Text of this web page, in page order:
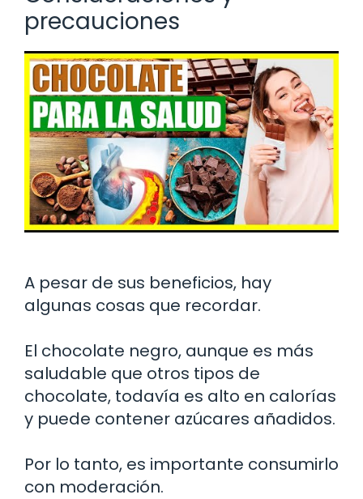
precauciones
A pesar de sus beneficios, hay
algunas cosas que recordar.
El chocolate negro, aunque es más
saludable que otros tipos de
chocolate, todavía es alto en calorías
y puede contener azúcares añadidos.
Por lo tanto, es importante consumirlo
con moderación.